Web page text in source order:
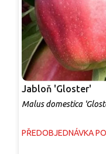
Jabloň 'Gloster'
Malus domestica
PŘEDOBJEDNÁVKA